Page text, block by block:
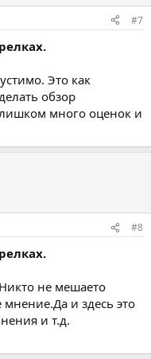
#7
Это как
обзор
много оценок и
#8
не мешаето
и здесь это
и т.д.